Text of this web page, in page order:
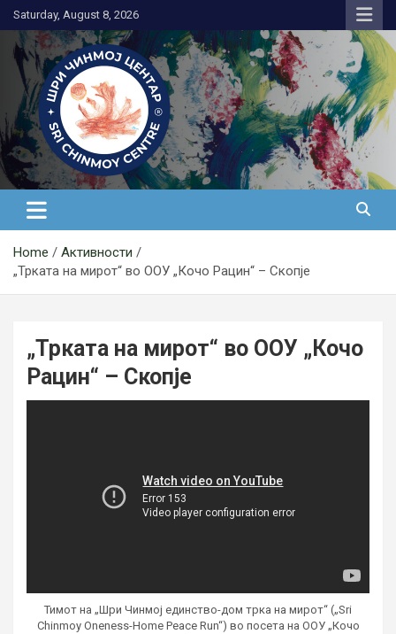
Skip
to
content
Saturday, August 8, 2026
Медитација
Home
Активности
„Трката на мирот“ во ООУ „Кочо Рацин“ – Скопје
„Трката на мирот“ во ООУ „Кочо
Рацин“ – Скопје
Тимот на „Шри Чинмој единство-дом трка на мирот“ („Sri
Chinmoy Oneness-Home Peace Run“) во посета на ООУ „Кочо